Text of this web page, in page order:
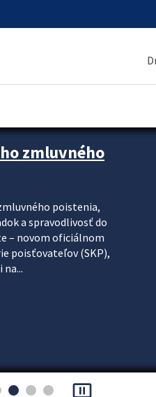
zmluvného
poistenia,
a spravodlivosť do
– novom oficiálnom
poisťovateľov (SKP),
pause_presentation